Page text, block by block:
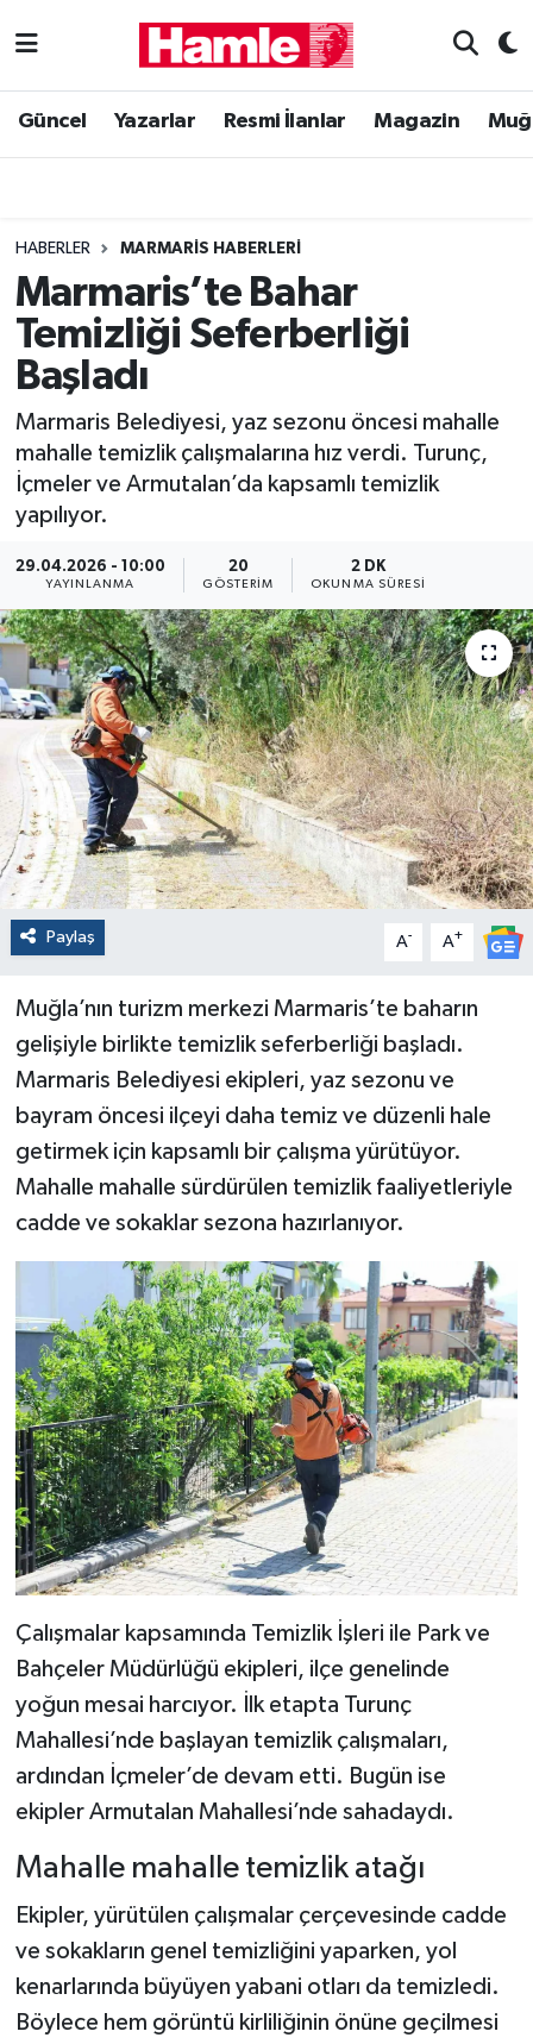
Güncel Yazarlar Resmi İlanlar Magazin
HABERLER MARMARIS HABERLERI
Marmaris’te Bahar
Temizliği Seferberliği
Başladı
Marmaris Belediyesi, yaz sezonu öncesi mahalle
mahalle temizlik çalışmalarına hız verdi. Turunç,
İçmeler ve Armutalan’da kapsamlı temizlik
yapılıyor.
29.04.2026 - 10:00
YAYINLANMA
20
GÖSTERIM
2 DK
OKUNMA SÜRESI
Paylaş A- A+
Muğla’nın turizm merkezi Marmaris’te baharın
gelişiyle birlikte temizlik seferberliği başladı.
Marmaris Belediyesi ekipleri, yaz sezonu ve
bayram öncesi ilçeyi daha temiz ve düzenli hale
getirmek için kapsamlı bir çalışma yürütüyor.
Mahalle mahalle sürdürülen temizlik faaliyetleriyle
cadde ve sokaklar sezona hazırlanıyor.
Çalışmalar kapsamında Temizlik İşleri ile Park ve
Bahçeler Müdürlüğü ekipleri, ilçe genelinde
yoğun mesai harcıyor. İlk etapta Turunç
Mahallesi’nde başlayan temizlik çalışmaları,
ardından İçmeler’de devam etti. Bugün ise
ekipler Armutalan Mahallesi’nde sahadaydı.
Mahalle mahalle temizlik atağı
Ekipler, yürütülen çalışmalar çerçevesinde cadde
ve sokakların genel temizliğini yaparken, yol
kenarlarında büyüyen yabani otları da temizledi.
Böylece hem görüntü kirliliğinin önüne geçilmesi
Güncel
Muğla Haber
Siyaset
Muğla Nöbetçi Eczaneler
Muğla Trafik Yoğunluk Haritası
Süper Lig Puan Durumu ve Fikstür
Tüm Manşetler
Son Dakika Haberleri
Haber Arşivi